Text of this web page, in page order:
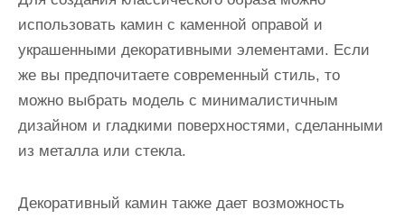
использовать камин с каменной оправой и
украшенными декоративными элементами. Если
же вы предпочитаете современный стиль, то
можно выбрать модель с минималистичным
дизайном и гладкими поверхностями, сделанными
из металла или стекла.
Декоративный камин также дает возможность